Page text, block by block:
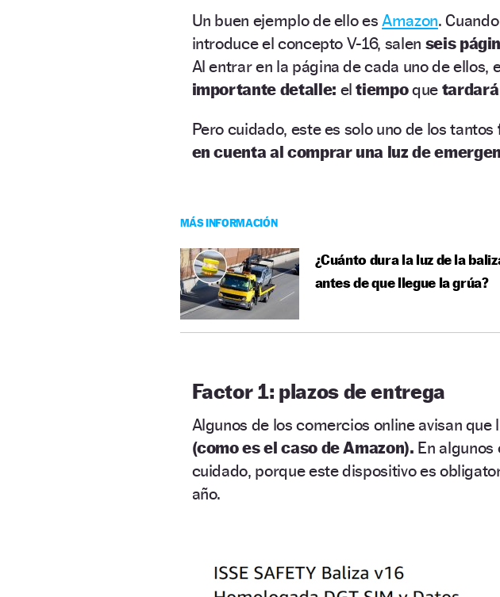
Un buen ejemplo de ello es Amazon.
introduce el concepto V-16, salen seis
Al entrar en la página de cada uno de ellos,
importante detalle: eltiempoquetardará
Pero cuidado, este es solo uno de los tantos
en cuenta al comprar una luz de
MÁS INFORMACIÓN
¿Cuánto dura la luz de la
antes de que llegue la grúa?
Factor 1: plazos de entrega
Algunos de los comercios online avisan
(como es el caso de Amazon). En algunos
cuidado, porque este dispositivo es
año.